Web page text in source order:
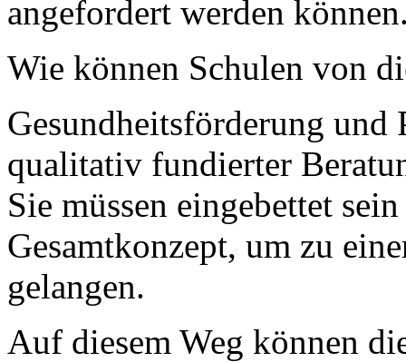
angefordert werden
Wie können Schulen von
Gesundheitsförderung und
qualitativ fundierter
Sie müssen eingebettet
Gesamtkonzept, um zu
gelangen.
Auf diesem Weg können